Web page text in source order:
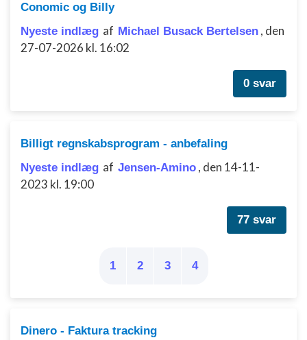
Conomic og Billy
Nyeste indlæg af Michael Busack Bertelsen , den
27-07-2026 kl. 16:02
0 svar
Billigt regnskabsprogram - anbefaling
Nyeste indlæg af Jensen-Amino , den 14-11-
2023 kl. 19:00
77 svar
1 2 3 4
Dinero - Faktura tracking
Bruge begrænsede oplysninger til at vælge
IAB Special Features:
Ydeevne